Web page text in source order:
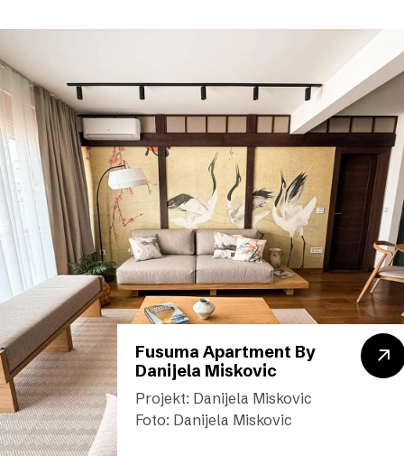
Fusuma Apartment By
Danijela Miskovic
Projekt: Danijela Miskovic
Foto: Danijela Miskovic